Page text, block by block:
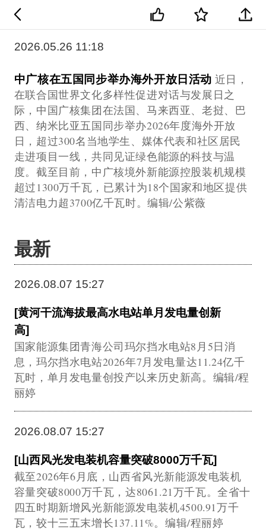
2026.05.26 11:18
中广核在五国同步举办海外开放日活动 近日，
在联合国世界文化多样性促进对话与发展日之
际，中国广核集团在法国、马来西亚、老挝、巴
西、纳米比亚五国同步举办2026年度海外开放
日，超过300名当地学生、媒体代表和社区居民
走进项目一线，共同见证绿色能源的科技与温
度。截至目前，中广核境外新能源控股装机规模
超过1300万千瓦，已累计为18个国家和地区提供
清洁电力超3700亿千瓦时。编辑/公紫薇
最新
2026.08.07 15:27
[黄河干流海拔最高水电站单月发电量创新
高]
国家能源集团青海公司玛尔挡水电站8月5日消
息，玛尔挡水电站2026年7月发电量达11.24亿千
瓦时，单月发电量创投产以来历史新高。编辑/程
丽婷
2026.08.07 15:27
[山西风光发电装机容量突破8000万千瓦]
截至2026年6月底，山西省风光新能源发电装机
容量突破8000万千瓦，达8061.21万千瓦。全省十
四五时期新增风光新能源发电装机4500.91万千
瓦，较十三五末增长137.11%。编辑/程丽婷